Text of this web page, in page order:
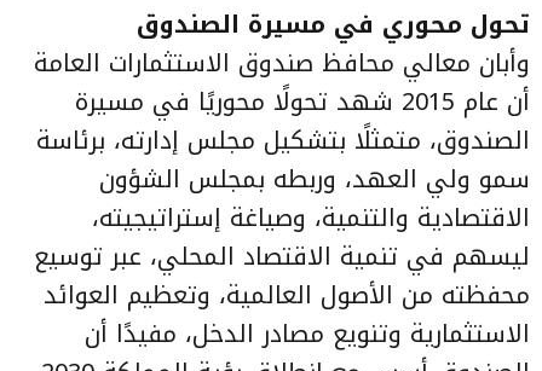
تحول محوري في مسيرة الصندوق
وأبان معالي محافظ صندوق الاستثمارات العامة
أن عام 2015 شهد تحولًا محوريًا في مسيرة
الصندوق، متمثلًا بتشكيل مجلس إدارته، برئاسة
سمو ولي العهد، وربطه بمجلس الشؤون
الاقتصادية والتنمية، وصياغة إستراتيجيته،
ليسهم في تنمية الاقتصاد المحلي، عبر توسيع
محفظته من الأصول العالمية، وتعظيم العوائد
الاستثمارية وتنويع مصادر الدخل، مفيدًا أن